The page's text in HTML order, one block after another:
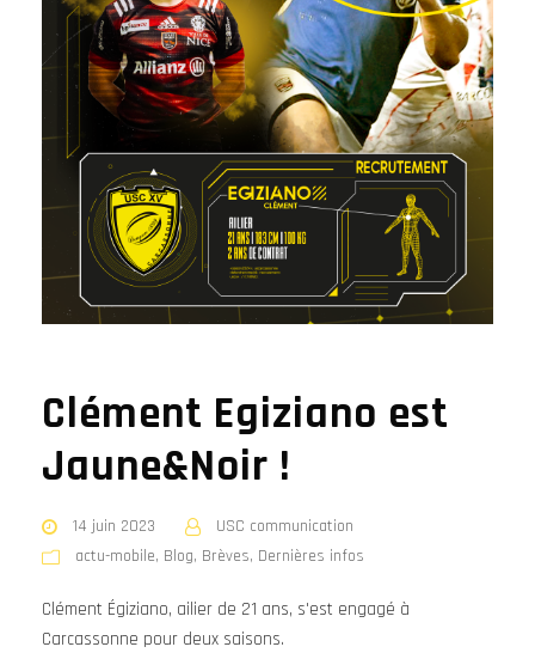
Clément Egiziano est
Jaune&Noir !
14 juin 2023
USC communication
actu-mobile, Blog, Brèves, Dernières infos
Clément Égiziano, ailier de 21 ans, s'est engagé à
Carcassonne pour deux saisons.